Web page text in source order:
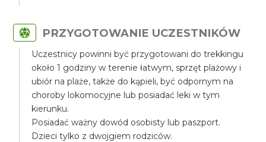
PRZYGOTOWANIE UCZESTNIKÓW
Uczestnicy powinni być przygotowani do trekkingu
około 1 godziny w terenie łatwym, sprzęt plażowy i
ubiór na plaże, także do kąpieli, być odpornym na
choroby lokomocyjne lub posiadać leki w tym
kierunku.
Posiadać ważny dowód osobisty lub paszport.
Dzieci tylko z dwojgiem rodziców.